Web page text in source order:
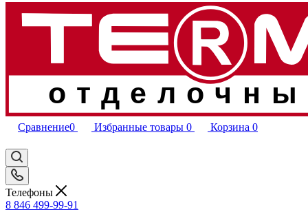
Сравнение0 Избранные товары 0 Корзина 0
Телефоны
8 846 499-99-91